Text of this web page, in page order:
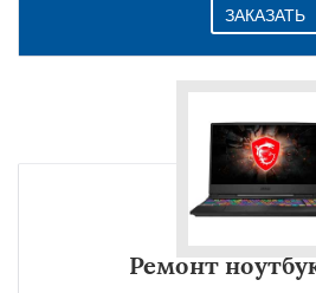
ЗАКАЗАТЬ
Ремонт